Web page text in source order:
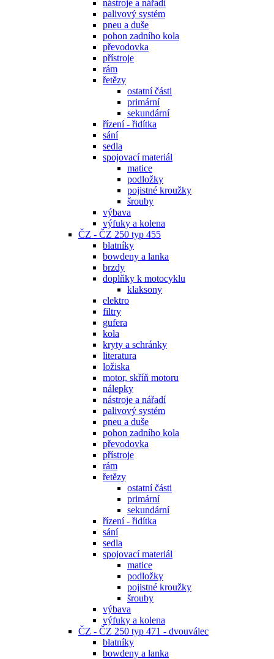
nástroje a nářadí
palivový systém
pneu a duše
pohon zadního kola
převodovka
přístroje
rám
řetězy
ostatní části
primární
sekundární
řízení - řidítka
sání
sedla
spojovací materiál
matice
podložky
pojistné kroužky
šrouby
výbava
výfuky a kolena
ČZ - ČZ 250 typ 455
blatníky
bowdeny a lanka
brzdy
doplňky k motocyklu
klaksony
elektro
filtry
gufera
kola
kryty a schránky
literatura
ložiska
motor, skříň motoru
nálepky
nástroje a nářadí
palivový systém
pneu a duše
pohon zadního kola
převodovka
přístroje
rám
řetězy
ostatní části
primární
sekundární
řízení - řidítka
sání
sedla
spojovací materiál
matice
podložky
pojistné kroužky
šrouby
výbava
výfuky a kolena
ČZ - ČZ 250 typ 471 - dvouválec
blatníky
bowdeny a lanka